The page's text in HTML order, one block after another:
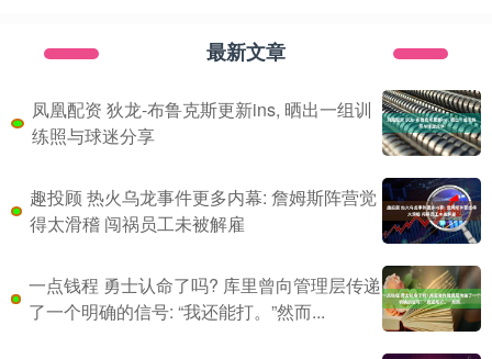
最新文章
凤凰配资 狄龙-布鲁克斯更新ins, 晒出一组训
练照与球迷分享
趣投顾 热火乌龙事件更多内幕: 詹姆斯阵营觉
得太滑稽 闯祸员工未被解雇
一点钱程 勇士认命了吗? 库里曾向管理层传递
了一个明确的信号: “我还能打。”然而...